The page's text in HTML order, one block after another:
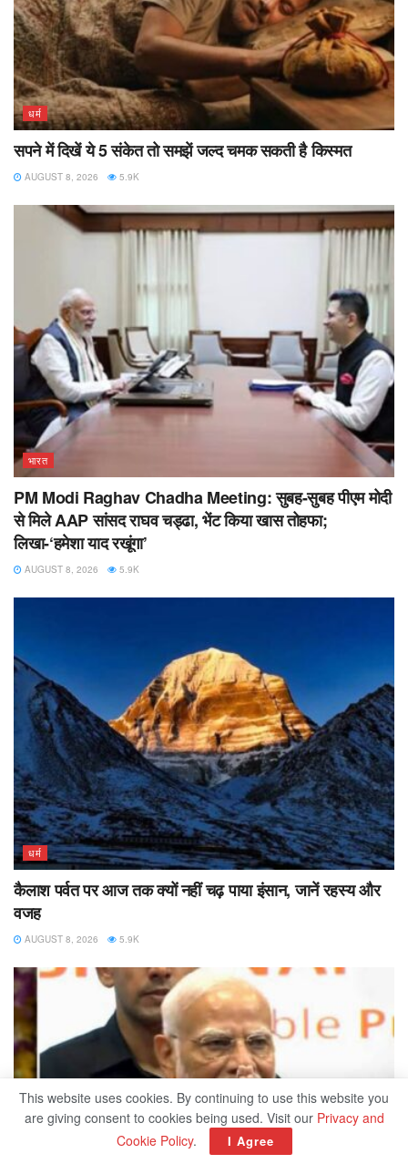
धर्म
सपने में दिखें ये 5 संकेत तो समझें जल्द चमक सकती है किस्मत
AUGUST 8, 2026 5.9K
भारत
PM Modi Raghav Chadha Meeting: सुबह-सुबह पीएम मोदी
से मिले AAP सांसद राघव चड्ढा, भेंट किया खास तोहफा;
लिखा-‘हमेशा याद रखूंगा’
AUGUST 8, 2026 5.9K
धर्म
कैलाश पर्वत पर आज तक क्यों नहीं चढ़ पाया इंसान, जानें रहस्य और
वजह
AUGUST 8, 2026 5.9K
This website uses cookies. By continuing to use this website you
are giving consent to cookies being used. Visit our Privacy and
Cookie Policy. I Agree